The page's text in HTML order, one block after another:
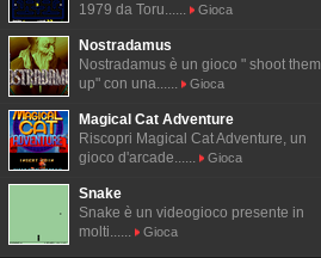
1979 da Toru......
Gioca
Nostradamus
Nostradamus è un gioco " shoot them
up" con una......
Gioca
Magical Cat Adventure
Riscopri Magical Cat Adventure, un
gioco d'arcade......
Gioca
Snake
Snake è un videogioco presente in
molti......
Gioca